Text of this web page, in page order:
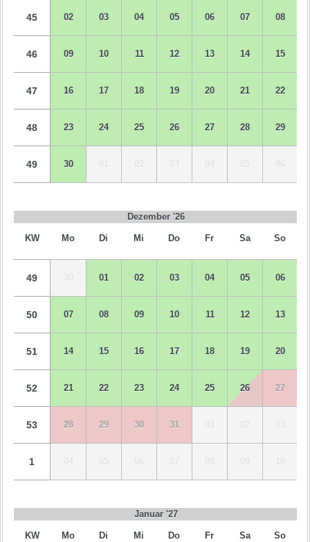
45 02 03 04 05 06 07 08
46 09 10 11 12 13 14 15
47 16 17 18 19 20 21 22
48 23 24 25 26 27 28 29
49 30 01 02 03 05 06
Dezember '26
KW Mo Di Mi Do Fr Sa So
49 30 01 02 03 04 05 06
50 07 08 09 10 11 12 13
51 14 15 16 17 18 19 20
52 21 22 23 24 25 26 27
53 28 29 30 31 01 02 03
1 05 06 09 10
Januar '27
KW Mo Di Mi Do Fr Sa So